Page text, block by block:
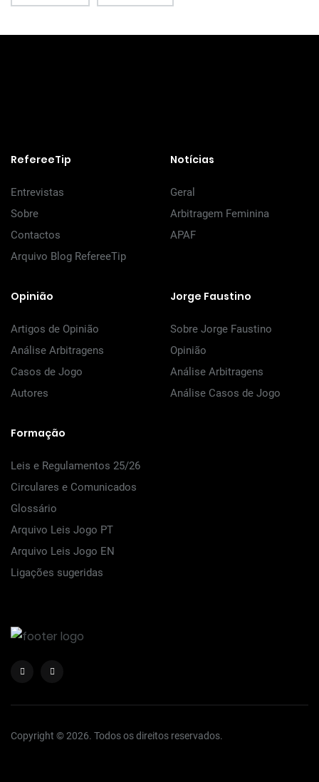
RefereeTip
Entrevistas
Sobre
Contactos
Arquivo Blog RefereeTip
Notícias
Geral
Arbitragem Feminina
APAF
Opinião
Artigos de Opinião
Análise Arbitragens
Casos de Jogo
Autores
Jorge Faustino
Sobre Jorge Faustino
Opinião
Análise Arbitragens
Análise Casos de Jogo
Formação
Leis e Regulamentos 25/26
Circulares e Comunicados
Glossário
Arquivo Leis Jogo PT
Arquivo Leis Jogo EN
Ligações sugeridas
Copyright © 2026. Todos os direitos reservados.